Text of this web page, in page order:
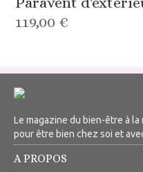
119,00 €
Le magazine du bien-être à
pour être bien chez soi et
A PROPOS